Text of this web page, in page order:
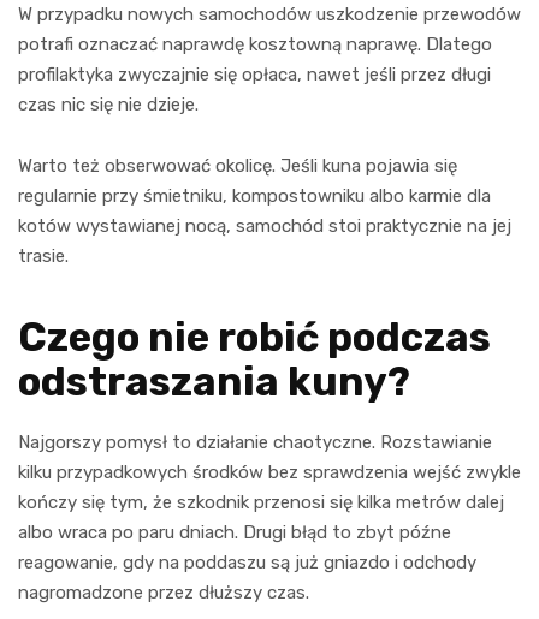
W przypadku nowych samochodów uszkodzenie przewodów
potrafi oznaczać naprawdę kosztowną naprawę. Dlatego
profilaktyka zwyczajnie się opłaca, nawet jeśli przez długi
czas nic się nie dzieje.
Warto też obserwować okolicę. Jeśli kuna pojawia się
regularnie przy śmietniku, kompostowniku albo karmie dla
kotów wystawianej nocą, samochód stoi praktycznie na jej
trasie.
Czego nie robić podczas
odstraszania kuny?
Najgorszy pomysł to działanie chaotyczne. Rozstawianie
kilku przypadkowych środków bez sprawdzenia wejść zwykle
kończy się tym, że szkodnik przenosi się kilka metrów dalej
albo wraca po paru dniach. Drugi błąd to zbyt późne
reagowanie, gdy na poddaszu są już gniazdo i odchody
nagromadzone przez dłuższy czas.